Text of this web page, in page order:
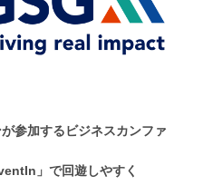
参加するビジネスカンファ
」で回遊しやすく